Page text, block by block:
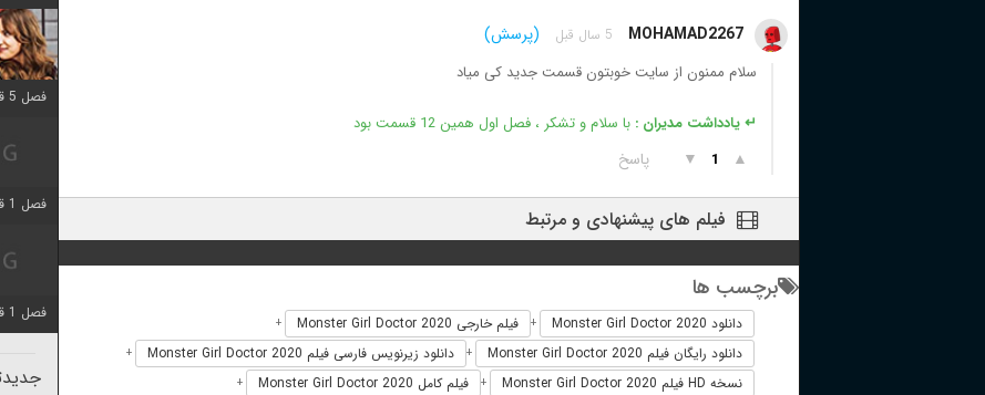
MOHAMAD2267 5 سال قبل (پرسش)
سلام ممنون از سایت خوبتون قسمت جدید کی میاد
↵ یادداشت مدیران : با سلام و تشکر ، فصل اول همین 12 قسمت بود
▲
1
▼ پاسخ
فیلم های پیشنهادی و مرتبط
برچسب ها
دانلود Monster Girl Doctor 2020 + فیلم خارجی Monster Girl Doctor 2020 +
دانلود رایگان فیلم Monster Girl Doctor 2020 + دانلود زیرنویس فارسی فیلم Monster Girl Doctor 2020 +
نسخه HD فیلم Monster Girl Doctor 2020 + فیلم کامل Monster Girl Doctor 2020 +
فصل 5 قسمت 5 اضافه شد
فصل 1 قسمت 5 اضافه شد
فصل 1 قسمت 5 اضافه شد